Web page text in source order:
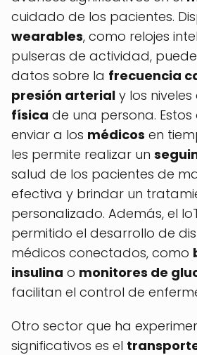
cuidado de los pacientes.
wearables, como relojes
pulseras de actividad,
datos sobre la frecuencia
presión arterial y los niveles
física de una persona.
enviar a los médicos en
les permite realizar un
salud de los pacientes de
efectiva y brindar un
personalizado. Además, el
permitido el desarrollo de
médicos conectados, como
insulina o monitores de
facilitan el control de
Otro sector que ha
significativos es el